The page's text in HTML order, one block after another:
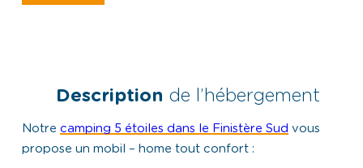
Description de l’hébergement
Notre camping 5 étoiles dans le Finistère Sud vous
propose un mobil – home tout confort :